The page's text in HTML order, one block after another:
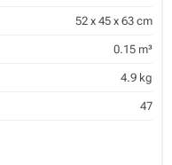
52 x 45 x 63 cm
0.15 m³
4.9 kg
47